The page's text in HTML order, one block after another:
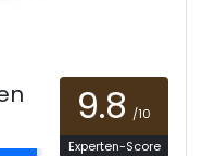
9.8 /10
Experten-Score